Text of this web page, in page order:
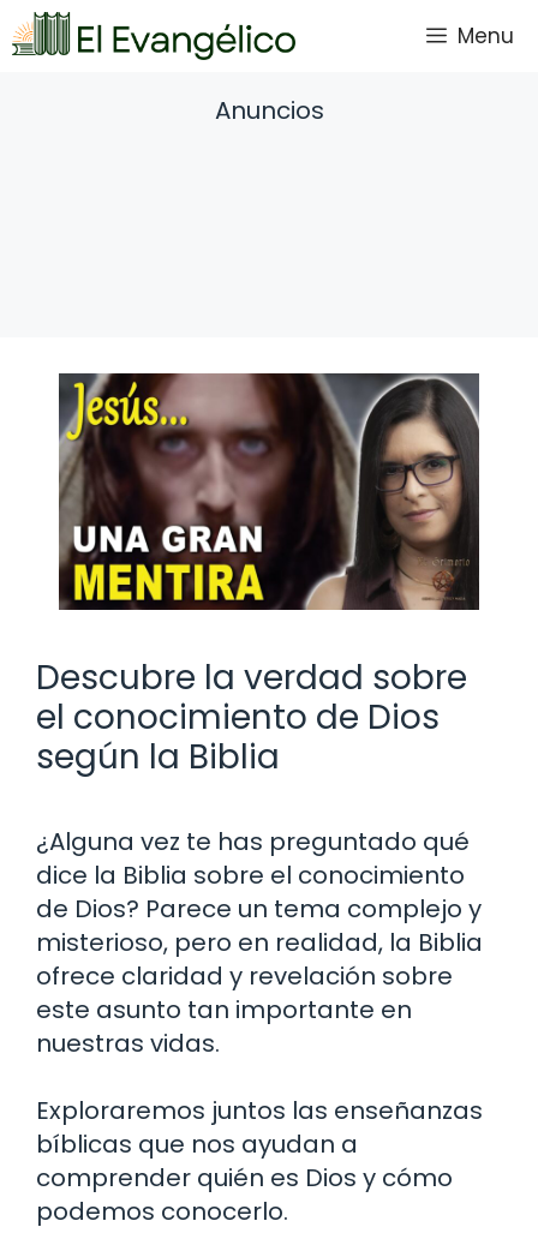
Saltar
al
Menu
Anuncios
Descubre la verdad sobre
el conocimiento de Dios
según la Biblia
¿Alguna vez te has preguntado qué
dice la Biblia sobre el conocimiento
de Dios? Parece un tema complejo y
misterioso, pero en realidad, la Biblia
ofrece claridad y revelación sobre
este asunto tan importante en
nuestras vidas.
Exploraremos juntos las enseñanzas
bíblicas que nos ayudan a
comprender quién es Dios y cómo
podemos conocerlo.